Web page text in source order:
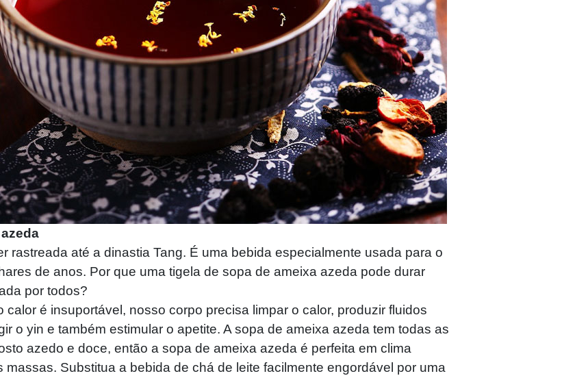
rastreada até a dinastia Tang. É uma bebida especialmente usada para o
de anos. Por que uma tigela de sopa de ameixa azeda pode durar
por todos?
calor é insuportável, nosso corpo precisa limpar o calor, produzir fluidos
o yin e também estimular o apetite. A sopa de ameixa azeda tem todas as
azedo e doce, então a sopa de ameixa azeda é perfeita em clima
Substitua a bebida de chá de leite facilmente engordável por uma